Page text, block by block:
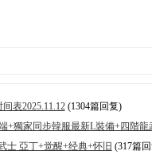
表2025.11.12(1304篇回复)
+獨家同步韓服最新L裝備+四階龍
士 亞丁+觉醒+经典+怀旧 (317篇